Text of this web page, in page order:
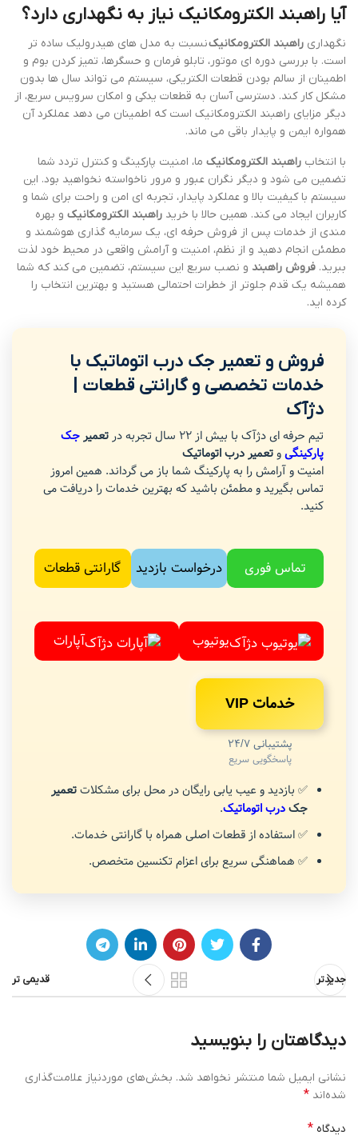
آیا راهبند الکترومکانیک نیاز به نگهداری دارد؟
نگهداری راهبند الکترومکانیکنسبت به مدل های هیدرولیک ساده تر
است. با بررسی دوره ای موتور، تابلو فرمان و حسگرها، تمیز کردن بوم و
اطمینان از سالم بودن قطعات الکتریکی، سیستم می تواند سال ها بدون
مشکل کار کند. دسترسی آسان به قطعات یدکی و امکان سرویس سریع، از
دیگر مزایای راهبند الکترومکانیک است که اطمینان می دهد عملکرد آن
همواره ایمن و پایدار باقی می ماند.
با انتخاب راهبند الکترومکانیک ما، امنیت پارکینگ و کنترل تردد شما
تضمین می شود و دیگر نگران عبور و مرور ناخواسته نخواهید بود. این
سیستم با کیفیت بالا و عملکرد پایدار، تجربه ای امن و راحت برای شما و
کاربران ایجاد می کند. همین حالا با خرید راهبند الکترومکانیک و بهره
مندی از خدمات پس از فروش حرفه ای، یک سرمایه گذاری هوشمند و
مطمئن انجام دهید و از نظم، امنیت و آرامش واقعی در محیط خود لذت
ببرید. فروش راهبند و نصب سریع این سیستم، تضمین می کند که شما
همیشه یک قدم جلوتر از خطرات احتمالی هستید و بهترین انتخاب را
کرده اید.
فروش و تعمیر جک درب اتوماتیک با
خدمات تخصصی و گارانتی قطعات |
دژآک
تیم حرفه ای دژآک با بیش از 22 سال تجربه در تعمیرجک
پارکینگیوتعمیر درب اتوماتیک
امنیت و آرامش را به پارکینگ شما باز می گرداند. همین امروز
تماس بگیرید و مطمئن باشید که بهترین خدمات را دریافت می
کنید.
تماس فوری درخواست بازدید گارانتی قطعات
یوتیوب آپارات
خدمات VIP
پشتیبانی 24/7
پاسخگویی سریع
✅ بازدید و عیب یابی رایگان در محل برای مشکلاتتعمیر
جکدرب اتوماتیک.
✅ استفاده از قطعات اصلی همراه با گارانتی خدمات.
✅ هماهنگی سریع برای اعزام تکنسین متخصص.
جدیدتر قدیمی تر
دیدگاهتان را بنویسید
نشانی ایمیل شما منتشر نخواهد شد. بخش‌های موردنیاز علامت‌گذاری
شده‌اند *
دیدگاه *